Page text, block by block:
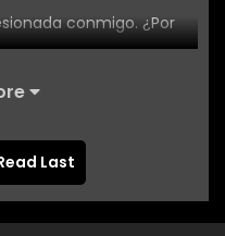
conmigo. ¿Por
Last